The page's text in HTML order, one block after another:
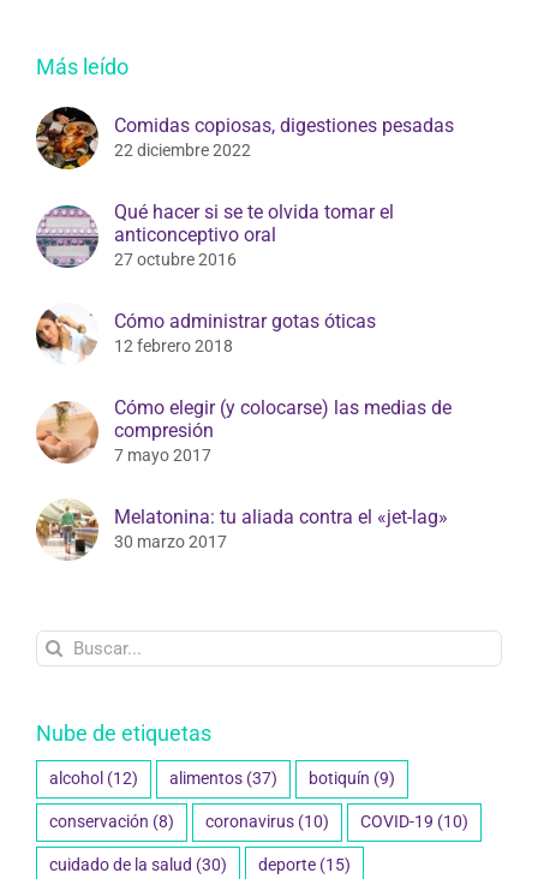
Más leído
Comidas copiosas, digestiones pesadas
22 diciembre 2022
Qué hacer si se te olvida tomar el
anticonceptivo oral
27 octubre 2016
Cómo administrar gotas óticas
12 febrero 2018
Cómo elegir (y colocarse) las medias de
compresión
7 mayo 2017
Melatonina: tu aliada contra el «jet-lag»
30 marzo 2017
Buscar:
Nube de etiquetas
alcohol (12) alimentos (37) botiquín (9)
conservación (8) coronavirus (10) COVID-19 (10)
cuidado de la salud (30) deporte (15)